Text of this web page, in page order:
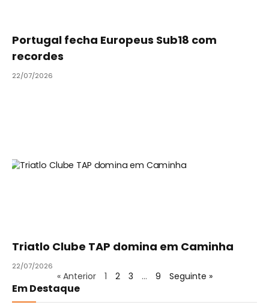
Portugal fecha Europeus Sub18 com
recordes
22/07/2026
Triatlo Clube TAP domina em Caminha
22/07/2026
« Anterior 1 2 3 … 9 Seguinte »
Em Destaque